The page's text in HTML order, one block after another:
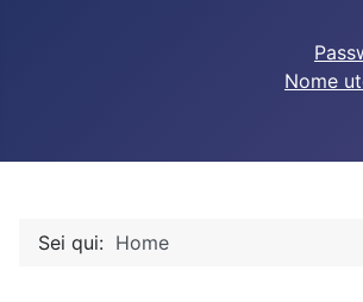
Nome
Sei qui: Home